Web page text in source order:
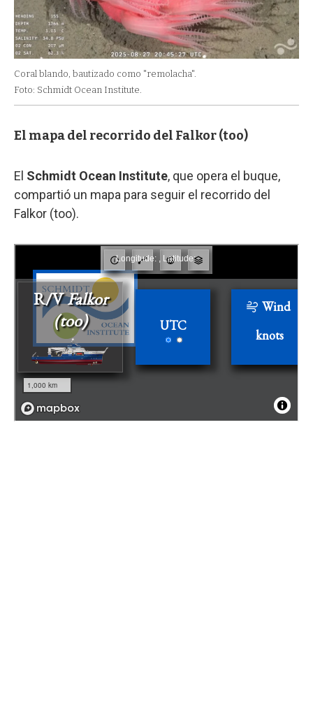
Coral blando, bautizado como "remolacha".
Foto: Schmidt Ocean Institute.
El mapa del recorrido del Falkor (too)
El Schmidt Ocean Institute, que opera el buque,
compartió un mapa para seguir el recorrido del
Falkor (too).